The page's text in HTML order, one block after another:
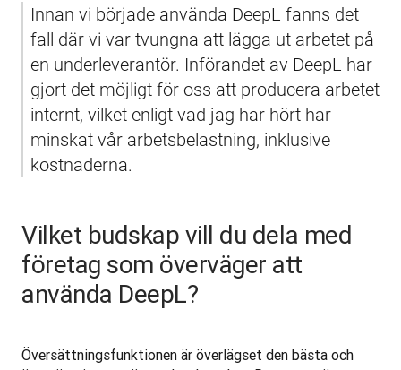
Innan vi började använda DeepL fanns det
fall där vi var tvungna att lägga ut arbetet på
en underleverantör. Införandet av DeepL har
gjort det möjligt för oss att producera arbetet
internt, vilket enligt vad jag har hört har
minskat vår arbetsbelastning, inklusive
kostnaderna.
Vilket budskap vill du dela med
företag som överväger att
använda DeepL?
Översättningsfunktionen är överlägset den bästa och